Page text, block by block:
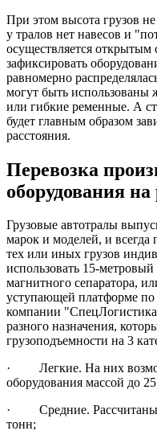
При этом высота грузов
у тралов нет навесов и
осуществляется
зафиксировать
равномерно
могут быть использованы
или гибкие ременные. А
будет главным образом
расстояния.
Перевозка
оборудования
Грузовые автотралы
марок и моделей, и всегда
тех или иных грузов
использовать 15-
магнитного сепаратора,
уступающей платформе по
компании
разного назначения,
грузоподъемности на 3
· Легкие. На них
оборудования массой до
· Средние. Рассчитаны
тонн;